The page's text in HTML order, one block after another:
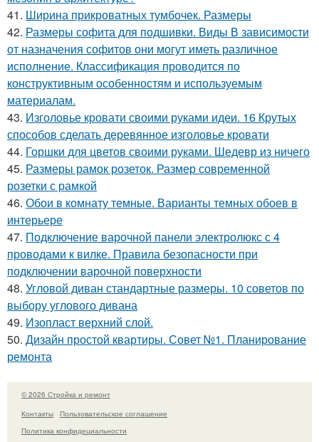
41. Ширина прикроватных тумбочек. Размеры
42. Размеры софита для подшивки. Виды В зависимости
от назначения софитов они могут иметь различное
исполнение. Классификация проводится по
конструктивным особенностям и используемым
материалам.
43. Изголовье кровати своими руками идеи. 16 Крутых
способов сделать деревянное изголовье кровати
44. Горшки для цветов своими руками. Шедевр из ничего
45. Размеры рамок розеток. Размер современной
розетки с рамкой
46. Обои в комнату темные. Варианты темных обоев в
интерьере
47. Подключение варочной панели электролюкс с 4
проводами к вилке. Правила безопасности при
подключении варочной поверхности
48. Угловой диван стандартные размеры. 10 советов по
выбору углового дивана
49. Изопласт верхний слой.
50. Дизайн простой квартиры. Совет №1. Планирование
ремонта
© 2026 Стройка и ремонт
Контакты
Пользовательское соглашение
Политика конфидециальности